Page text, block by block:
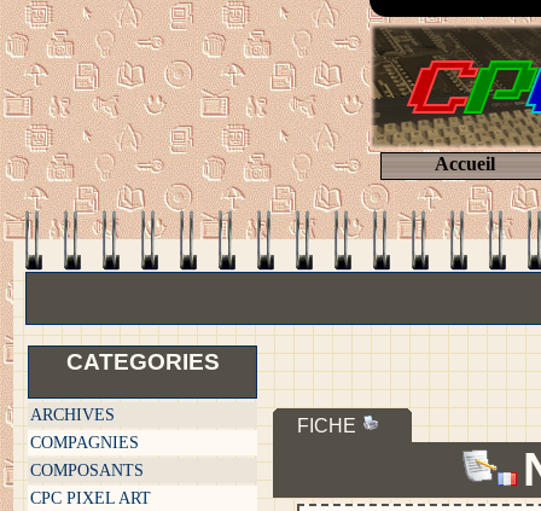
Accueil
CATEGORIES
ARCHIVES
COMPAGNIES
COMPOSANTS
CPC PIXEL ART
FICHE